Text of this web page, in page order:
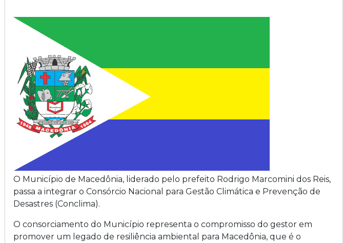
O Município de Macedônia, liderado pelo prefeito Rodrigo Marcomini dos Reis,
passa a integrar o Consórcio Nacional para Gestão Climática e Prevenção de
Desastres (Conclima).
O consorciamento do Município representa o compromisso do gestor em
promover um legado de resiliência ambiental para Macedônia, que é o